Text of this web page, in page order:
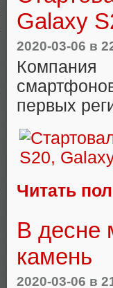
Galaxy
2020-03-06 в
первых
Читать
В десне
камень
2020-03-06 в